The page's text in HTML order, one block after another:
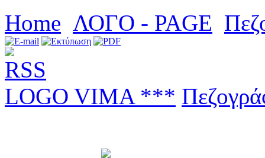
Home ΛΟΓΟ - PAGE
LOGO VIMA ***